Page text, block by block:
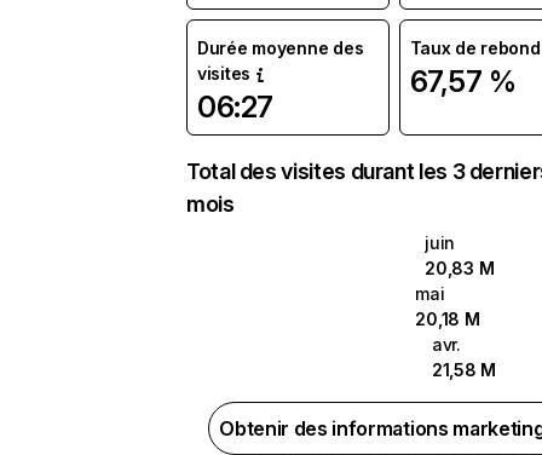
Durée moyenne des
visites
06:27
Taux de rebond
67,57 %
Total des visites durant les 3
mois
juin
20,83 M
mai
20,18 M
avr.
21,58 M
Obtenir des informations